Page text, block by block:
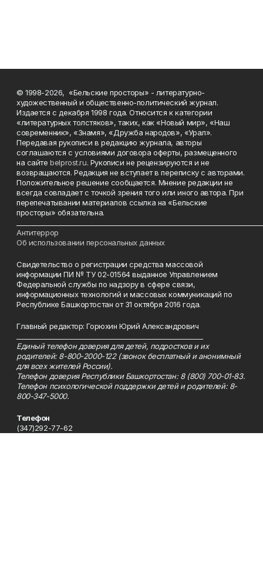
© 1998-2026, «Бельские просторы» - литературно-
художественный и общественно-политический журнал.
Издается с декабря 1998 года. Относится к категории
«литературных толстяков», таких, как «Новый мир», «Наш
современник», «Знамя», «Дружба народов», «Урал».
Передавая рукописи в редакцию журнала, авторы
соглашаются с условиями договора оферты, размещенного
на сайтеbelprost.ru. Рукописи не рецензируются и не
возвращаются. Редакция не вступает в переписку с авторами.
Положительное решение сообщается. Мнение редакции не
всегда совпадает с точкой зрения того или иного автора. При
перепечатывании материалов ссылка на «Бельские
просторы» обязательна.
Антитеррор
Об использовании персональных данных
Свидетельство о регистрации средства массовой
информации ПИ № ТУ 02-01564 выданное Управлением
Федеральной службы по надзору в сфере связи,
информационных технологий и массовых коммуникаций по
Республике Башкортостан от 31 октября 2016 года.
Главный редактор: Горюхин Юрий Александрович
Единый телефон доверия для детей, подростков и их
родителей: 8-800-2000-122 (звонок бесплатный и анонимный
для всех жителей России).
Телефон доверия Республики Башкортостан: 8 (800) 700-01-83.
Телефон психологической поддержки детей и родителей: 8-
800-347-5000.
Телефон
(347)292-77-62